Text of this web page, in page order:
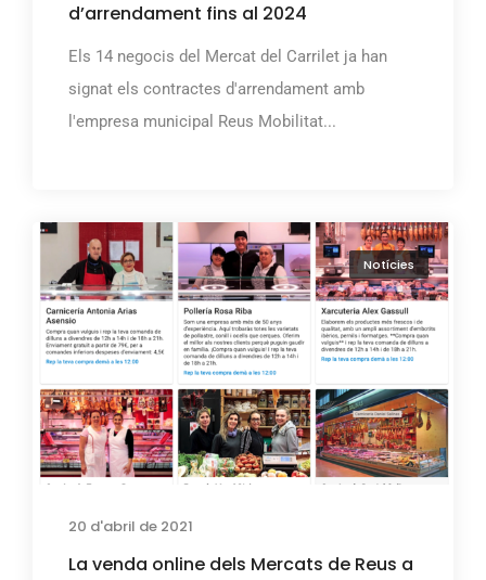
d’arrendament fins al 2024
Els 14 negocis del Mercat del Carrilet ja han
signat els contractes d'arrendament amb
l'empresa municipal Reus Mobilitat...
Notícies
20 d'abril de 2021
La venda online dels Mercats de Reus a